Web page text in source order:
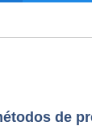
de